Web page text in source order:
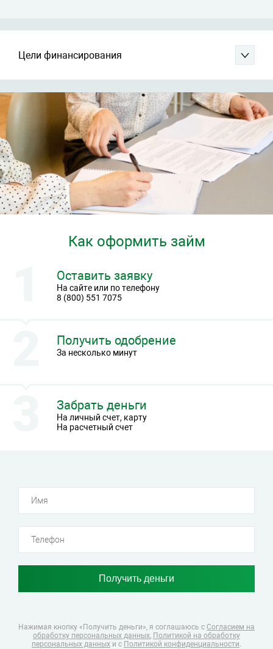
Цели финансирования
Как оформить займ
На сайте или по телефону
8 (800) 551 7075
Оставить заявку
За несколько минут
Получить одобрение
На личный счет, карту
На расчетный счет
Забрать деньги
Нажимая кнопку «Получить деньги», я соглашаюсь с Согласием на
обработку персональных данных, Политикой на обработку
персональных данных и с Политикой конфиденциальности.